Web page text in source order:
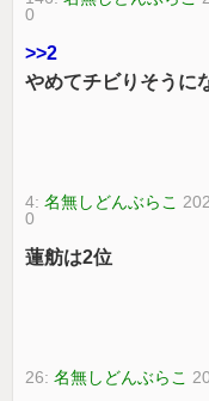
0
>>2
やめてチビりそうに
4:名無しどんぶらこ
0
蓮舫は2位
26:名無しどんぶらこ